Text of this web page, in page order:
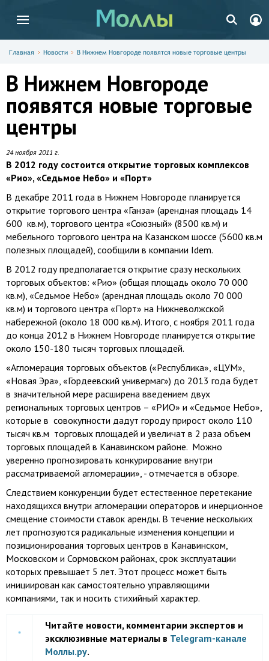
Главная Новости В Нижнем Новгороде появятся новые торговые центры
В Нижнем Новгороде
появятся новые торговые
центры
24 ноября 2011 г.
В 2012 году состоится открытие торговых комплексов
«Рио», «Седьмое Небо» и «Порт»
В декабре 2011 года в Нижнем Новгороде планируется
открытие торгового центра «Ганза» (арендная площадь 14
600 кв.м), торгового центра «Союзный» (8500 кв.м) и
мебельного торгового центра на Казанском шоссе (5600 кв.м
полезных площадей), сообщили в компании Idem.
В 2012 году предполагается открытие сразу нескольких
торговых объектов: «Рио» (общая площадь около 70 000
кв.м), «Седьмое Небо» (арендная площадь около 70 000
кв.м) и торгового центра «Порт» на Нижневолжской
набережной (около 18 000 кв.м). Итого, с ноября 2011 года
до конца 2012 в Нижнем Новгороде планируется открытие
около 150-180 тысяч торговых площадей.
«Агломерация торговых объектов («Республика», «ЦУМ»,
«Новая Эра», «Гордеевский универмаг») до 2013 года будет
в значительной мере расширена введением двух
региональных торговых центров – «РИО» и «Седьмое Небо»,
которые в совокупности дадут городу прирост около 110
тысяч кв.м торговых площадей и увеличат в 2 раза объем
торговых площадей в Канавинском районе. Можно
уверенно прогнозировать конкурирование внутри
рассматриваемой агломерации», - отмечается в обзоре.
Следствием конкуренции будет естественное перетекание
находящихся внутри агломерации операторов и инерционное
смещение стоимости ставок аренды. В течение нескольких
лет прогнозуются радикальные изменения концепции и
позиционирования торговых центров в Канавинском,
Московском и Сормовском районах, срок эксплуатации
которых превышает 5 лет. Этот процесс может быть
инициирован как самостоятельно управляющими
компаниями, так и носить стихийный характер.
Читайте новости, комментарии экспертов и
эксклюзивные материалы в Telegram-канале
Моллы.ру.